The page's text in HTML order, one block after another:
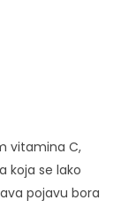
vitamina C,
koja se lako
pojavu bora